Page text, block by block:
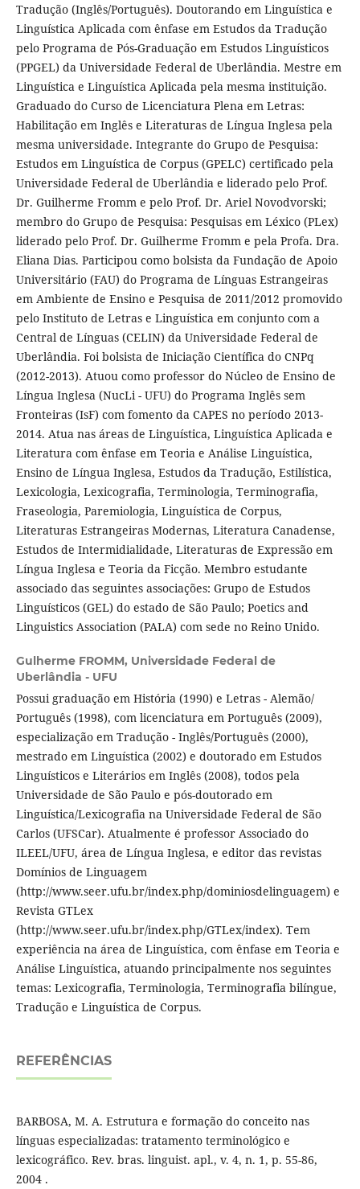
Tradução (Inglês/Português). Doutorando em Linguística e
Linguística Aplicada com ênfase em Estudos da Tradução
pelo Programa de Pós-Graduação em Estudos Linguísticos
(PPGEL) da Universidade Federal de Uberlândia. Mestre em
Linguística e Linguística Aplicada pela mesma instituição.
Graduado do Curso de Licenciatura Plena em Letras:
Habilitação em Inglês e Literaturas de Língua Inglesa pela
mesma universidade. Integrante do Grupo de Pesquisa:
Estudos em Linguística de Corpus (GPELC) certificado pela
Universidade Federal de Uberlândia e liderado pelo Prof.
Dr. Guilherme Fromm e pelo Prof. Dr. Ariel Novodvorski;
membro do Grupo de Pesquisa: Pesquisas em Léxico (PLex)
liderado pelo Prof. Dr. Guilherme Fromm e pela Profa. Dra.
Eliana Dias. Participou como bolsista da Fundação de Apoio
Universitário (FAU) do Programa de Línguas Estrangeiras
em Ambiente de Ensino e Pesquisa de 2011/2012 promovido
pelo Instituto de Letras e Linguística em conjunto com a
Central de Línguas (CELIN) da Universidade Federal de
Uberlândia. Foi bolsista de Iniciação Científica do CNPq
(2012-2013). Atuou como professor do Núcleo de Ensino de
Língua Inglesa (NucLi - UFU) do Programa Inglês sem
Fronteiras (IsF) com fomento da CAPES no período 2013-
2014. Atua nas áreas de Linguística, Linguística Aplicada e
Literatura com ênfase em Teoria e Análise Linguística,
Ensino de Língua Inglesa, Estudos da Tradução, Estilística,
Lexicologia, Lexicografia, Terminologia, Terminografia,
Fraseologia, Paremiologia, Linguística de Corpus,
Literaturas Estrangeiras Modernas, Literatura Canadense,
Estudos de Intermidialidade, Literaturas de Expressão em
Língua Inglesa e Teoria da Ficção. Membro estudante
associado das seguintes associações: Grupo de Estudos
Linguísticos (GEL) do estado de São Paulo; Poetics and
Linguistics Association (PALA) com sede no Reino Unido.
Gulherme FROMM, Universidade Federal de
Uberlândia - UFU
Possui graduação em História (1990) e Letras - Alemão/
Português (1998), com licenciatura em Português (2009),
especialização em Tradução - Inglês/Português (2000),
mestrado em Linguística (2002) e doutorado em Estudos
Linguísticos e Literários em Inglês (2008), todos pela
Universidade de São Paulo e pós-doutorado em
Linguística/Lexicografia na Universidade Federal de São
Carlos (UFSCar). Atualmente é professor Associado do
ILEEL/UFU, área de Língua Inglesa, e editor das revistas
Domínios de Linguagem
(http://www.seer.ufu.br/index.php/dominiosdelinguagem) e
Revista GTLex
(http://www.seer.ufu.br/index.php/GTLex/index). Tem
experiência na área de Linguística, com ênfase em Teoria e
Análise Linguística, atuando principalmente nos seguintes
temas: Lexicografia, Terminologia, Terminografia bilíngue,
Tradução e Linguística de Corpus.
REFERÊNCIAS
BARBOSA, M. A. Estrutura e formação do conceito nas
línguas especializadas: tratamento terminológico e
lexicográfico. Rev. bras. linguist. apl., v. 4, n. 1, p. 55-86,
2004 .